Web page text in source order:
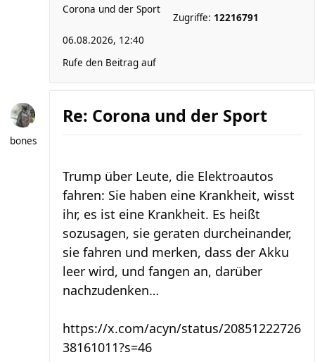
Corona und der Sport
Zugriffe: 12216791
06.08.2026, 12:40
Rufe den Beitrag auf
bones
Re: Corona und der Sport
Trump über Leute, die Elektroautos
fahren: Sie haben eine Krankheit, wisst
ihr, es ist eine Krankheit. Es heißt
sozusagen, sie geraten durcheinander,
sie fahren und merken, dass der Akku
leer wird, und fangen an, darüber
nachzudenken…
https://x.com/acyn/status/20851222726
38161011?s=46